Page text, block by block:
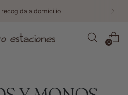
a domicilio
0